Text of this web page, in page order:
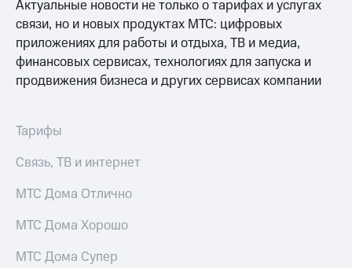
Актуальные новости не только о тарифах и услугах
связи, но и новых продуктах МТС: цифровых
приложениях для работы и отдыха, ТВ и медиа,
финансовых сервисах, технологиях для запуска и
продвижения бизнеса и других сервисах компании
Тарифы
Связь, ТВ и интернет
МТС Дома Отлично
МТС Дома Хорошо
МТС Дома Супер